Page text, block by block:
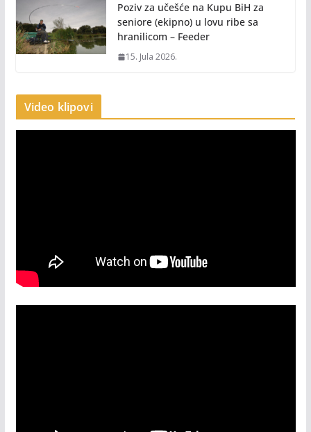
Poziv za učešće na Kupu BiH za
seniore (ekipno) u lovu ribe sa
hranilicom – Feeder
15. Jula 2026.
Video klipovi